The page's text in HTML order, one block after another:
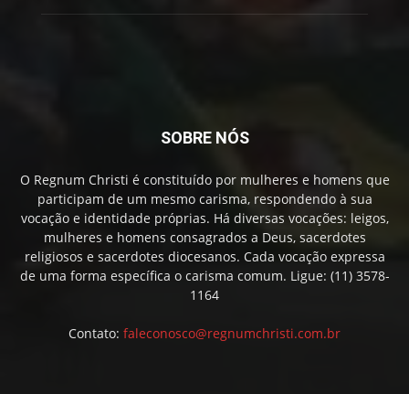
SOBRE NÓS
O Regnum Christi é constituído por mulheres e homens que
participam de um mesmo carisma, respondendo à sua
vocação e identidade próprias. Há diversas vocações: leigos,
mulheres e homens consagrados a Deus, sacerdotes
religiosos e sacerdotes diocesanos. Cada vocação expressa
de uma forma específica o carisma comum. Ligue: (11) 3578-
1164
Contato: faleconosco@regnumchristi.com.br